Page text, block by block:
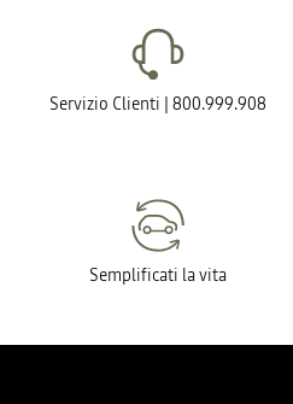
Servizio Clienti | 800.999.908
Semplificati la vita